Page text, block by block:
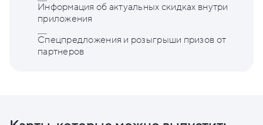
Информация об актуальных скидках внутри
приложения
Спецпредложения и розыгрыши призов от
партнеров